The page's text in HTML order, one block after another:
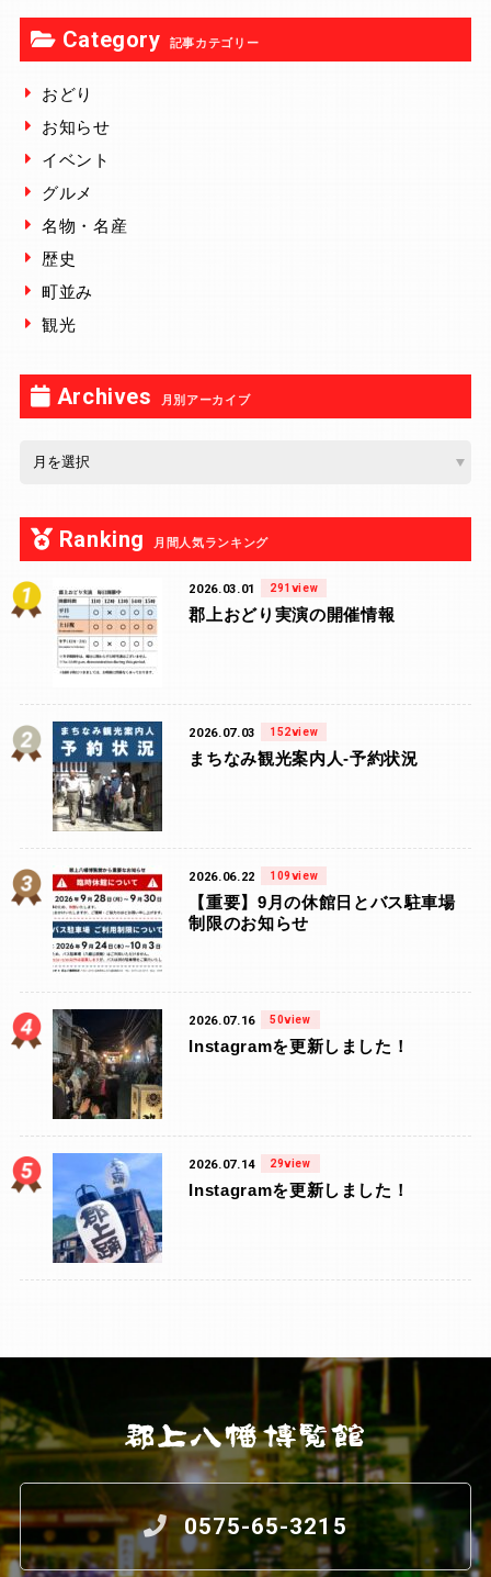
Category 記事カテゴリー
おどり
お知らせ
イベント
グルメ
名物・名産
歴史
町並み
観光
Archives 月別アーカイブ
Ranking 月間人気ランキング
2026.03.01 291view
郡上おどり実演の開催情報
2026.07.03 152view
まちなみ観光案内人-予約状況
2026.06.22 109view
【重要】9月の休館日とバス駐車場
制限のお知らせ
2026.07.16 50view
Instagramを更新しました！
2026.07.14 29view
Instagramを更新しました！
0575-65-3215